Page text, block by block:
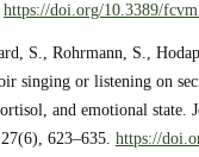
https://doi.org/10.3389/
S., Rohrmann, S.,
singing or listening on
and emotional state.
623–635. https://